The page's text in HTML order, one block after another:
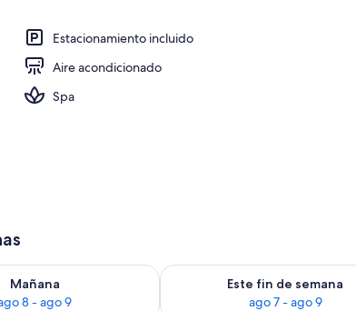
Estacionamiento incluido
Aire acondicionado
Spa
Mañana
8 - ago 9
para mañana ago 8 - ago 9
Este fin de semana
ago 7 - ago 9
Consulta la disponibilidad